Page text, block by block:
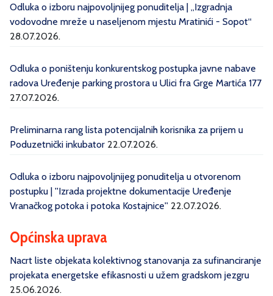
Odluka o izboru najpovoljnijeg ponuditelja | „Izgradnja
vodovodne mreže u naseljenom mjestu Mratinići - Sopot“
28.07.2026.
Odluka o poništenju konkurentskog postupka javne nabave
radova Uređenje parking prostora u Ulici fra Grge Martića 177
27.07.2026.
Preliminarna rang lista potencijalnih korisnika za prijem u
Poduzetnički inkubator 22.07.2026.
Odluka o izboru najpovoljnijeg ponuditelja u otvorenom
postupku | ''Izrada projektne dokumentacije Uređenje
Vranačkog potoka i potoka Kostajnice'' 22.07.2026.
Općinska uprava
Nacrt liste objekata kolektivnog stanovanja za sufinanciranje
projekata energetske efikasnosti u užem gradskom jezgru
25.06.2026.